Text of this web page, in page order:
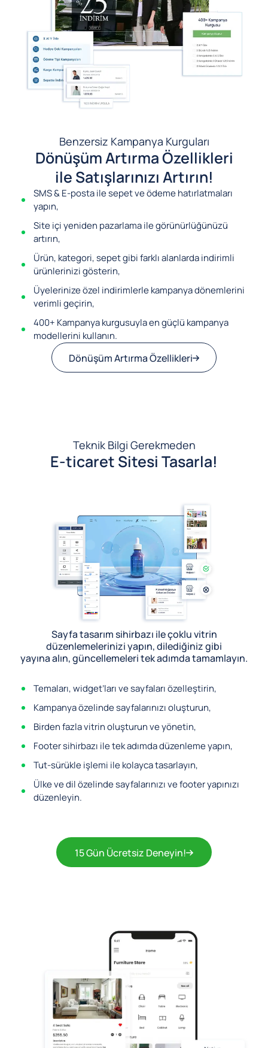
Benzersiz Kampanya Kurguları
Dönüşüm Artırma Özellikleri
ile Satışlarınızı Artırın!
SMS & E-posta ile sepet ve ödeme hatırlatmaları
yapın,
Site içi yeniden pazarlama ile görünürlüğünüzü
artırın,
Ürün, kategori, sepet gibi farklı alanlarda indirimli
ürünlerinizi gösterin,
Üyelerinize özel indirimlerle kampanya dönemlerini
verimli geçirin,
400+ Kampanya kurgusuyla en güçlü kampanya
modellerini kullanın.
Dönüşüm Artırma Özellikleri
Teknik Bilgi Gerekmeden
E-ticaret Sitesi Tasarla!
Sayfa tasarım sihirbazı ile çoklu vitrin
düzenlemelerinizi yapın, dilediğiniz gibi
yayına alın, güncellemeleri tek adımda tamamlayın.
Temaları, widget’ları ve sayfaları özelleştirin,
Kampanya özelinde sayfalarınızı oluşturun,
Birden fazla vitrin oluşturun ve yönetin,
Footer sihirbazı ile tek adımda düzenleme yapın,
Tut-sürükle işlemi ile kolayca tasarlayın,
Ülke ve dil özelinde sayfalarınızı ve footer yapınızı
düzenleyin.
15 Gün Ücretsiz Deneyin!